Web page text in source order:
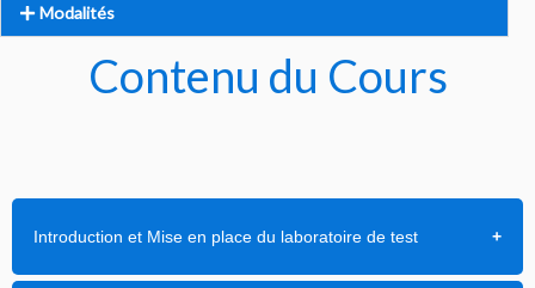
Modalités
Contenu du Cours
Introduction et Mise en place du laboratoire de test